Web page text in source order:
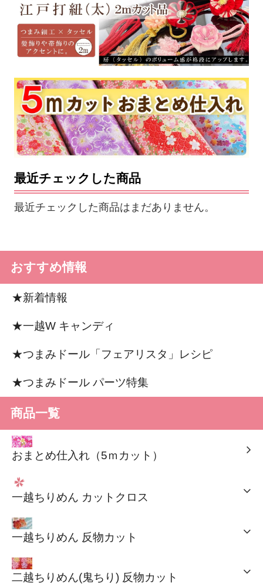
最近チェックした商品
最近チェックした商品はまだありません。
おすすめ情報
★新着情報
★一越W キャンディ
★つまみドール「フェアリスタ」レシピ
★つまみドール パーツ特集
商品一覧
おまとめ仕入れ（5ｍカット）
一越ちりめん カットクロス
一越ちりめん 反物カット
二越ちりめん(鬼ちり) 反物カット